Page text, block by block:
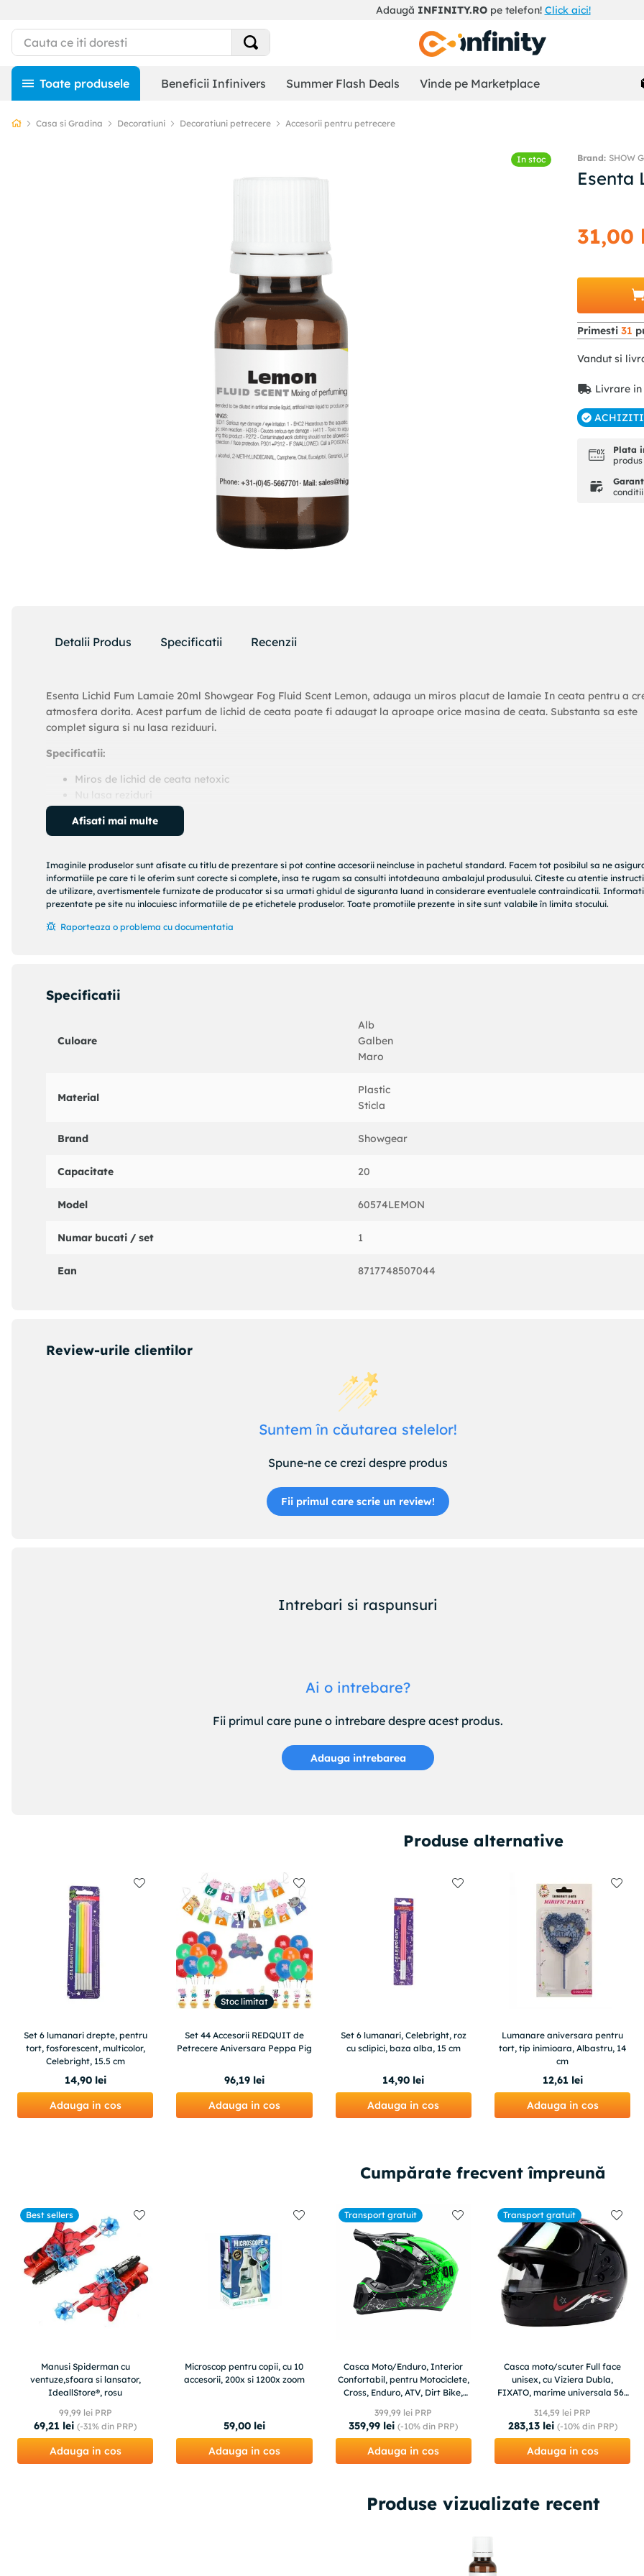
Adaugă INFINITY.ROpe telefon! Click aici!
Beneficii Infinivers Summer Flash Deals Vinde pe Marketplace
Casa si Gradina Decoratiuni Decoratiuni petrecere Accesorii pentru petrecere
In stoc SHOW
Esenta
31,00
Primesti31
Vandut si
Livrare
Plata
Detalii Produs Specificatii Recenzii
Esenta Lichid Fum Lamaie 20ml Showgear Fog Fluid Scent Lemon, adauga un miros placut de lamaie In ceata pentru a
atmosfera dorita. Acest parfum de lichid de ceata poate fi adaugat la aproape orice masina de ceata. Substanta sa este
complet sigura si nu lasa reziduuri.
Specificatii:
Miros de lichid de ceata netoxic
Nu lasa reziduri
Se amesteca 20 ml cu 5 – 30 litri Lichid Fum
Potrivit pentru aproape orice masina de ceata
Afisati mai multe
Imaginile produselor sunt afisate cu titlu de prezentare si pot contine accesorii neincluse in pachetul standard. Facem tot posibilul sa ne
informatiile pe care ti le oferim sunt corecte si complete, insa te rugam sa consulti intotdeauna ambalajul produsului. Citeste cu atentie
de utilizare, avertismentele furnizate de producator si sa urmati ghidul de siguranta luand in considerare eventualele contraindicatii.
prezentate pe site nu inlocuiesc informatiile de pe etichetele produselor. Toate promotiile prezente in site sunt valabile în limita stocului.
Raporteaza o problema cu documentatia
Specificatii
Culoare
Alb
Galben
Maro
Material
Plastic
Sticla
Brand Showgear
Capacitate 20
Model 60574LEMON
Numar bucati / set 1
Ean 8717748507044
Review-urile clientilor
Suntem în căutarea stelelor!
Spune-ne ce crezi despre produs
Fii primul care scrie un review!
Intrebari si raspunsuri
Ai o intrebare?
Fii primul care pune o intrebare despre acest produs.
Adauga intrebarea
Produse alternative
Set 6 lumanari drepte, pentru
tort, fosforescent, multicolor,
Celebright, 15.5 cm
14,90 lei
Adauga in cos
Stoc limitat
Set 44 Accesorii REDQUIT de
Petrecere Aniversara Peppa Pig
96,19 lei
Adauga in cos
Set 6 lumanari, Celebright, roz
cu sclipici, baza alba, 15 cm
14,90 lei
Adauga in cos
Lumanare aniversara pentru
tort, tip inimioara, Albastru, 14
cm
12,61 lei
Adauga in cos
Cumpărate frecvent împreună
Best sellers
Manusi Spiderman cu
ventuze,sfoara si lansator,
IdeallStore®, rosu
99,99 lei PRP
69,21 lei (-31% din PRP)
Adauga in cos
Microscop pentru copii, cu 10
accesorii, 200x si 1200x zoom
59,00 lei
Adauga in cos
Transport gratuit
Casca Moto/Enduro, Interior
Confortabil, pentru Motociclete,
Cross, Enduro, ATV, Dirt Bike,
399,99 lei PRP
359,99 lei (-10% din PRP)
Adauga in cos
Transport gratuit
Casca moto/scuter Full face
unisex, cu Viziera Dubla,
FIXATO, marime universala 56-
314,59 lei PRP
283,13 lei (-10%din PRP)
Adauga in cos
Produse vizualizate recent